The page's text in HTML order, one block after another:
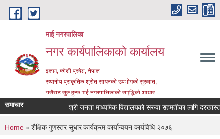
Skip to main content
माई नगरपालिका
नगर कार्यपालिकाको कार्यालय
इलाम, कोशी प्रदेश, नेपाल
स्थानीय प्राकृतिक श्रोत साधनको उपभोगको सुरुवात,
यसैबाट सुरु हुन्छ माई नगरपालिकाको समृद्धिको आधार
समाचार श्री जनता माध्यमिक विद्यालयको सरुवा सहमतीका लागि दरखास्त
You are here
Home » शैक्षिक गुणस्तर सुधार कार्यक्रम कार्यान्वयन कार्यविधि २०७६